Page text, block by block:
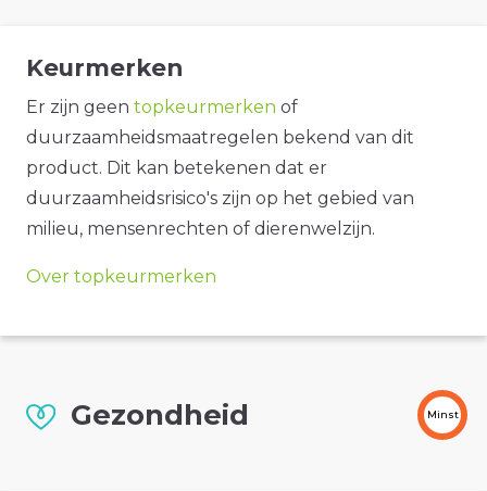
Keurmerken
Er zijn geen topkeurmerken of
duurzaamheidsmaatregelen bekend van dit
product. Dit kan betekenen dat er
duurzaamheidsrisico's zijn op het gebied van
milieu, mensenrechten of dierenwelzijn.
Over topkeurmerken
Gezondheid Minst